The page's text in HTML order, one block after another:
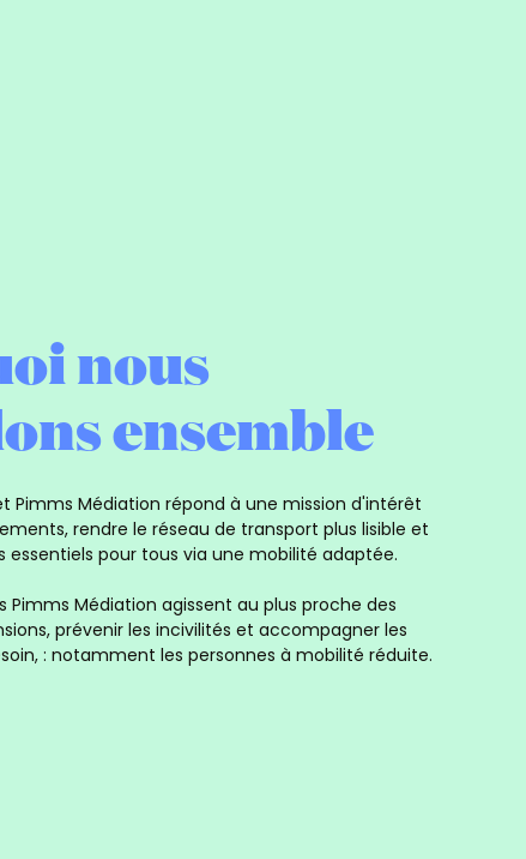
nous
ensemble
Pimms Médiation répond à une mission d'intérêt
rendre le réseau de transport plus lisible et
essentiels pour tous via une mobilité adaptée.
Pimms Médiation agissent au plus proche des
prévenir les incivilités et accompagner les
: notamment les personnes à mobilité réduite.